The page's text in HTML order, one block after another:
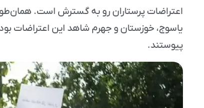
اعتراضات پرستاران رو به گسترش است.
یاسوج، خوزستان و جهرم شاهد این اعتراضات
پیوستند.